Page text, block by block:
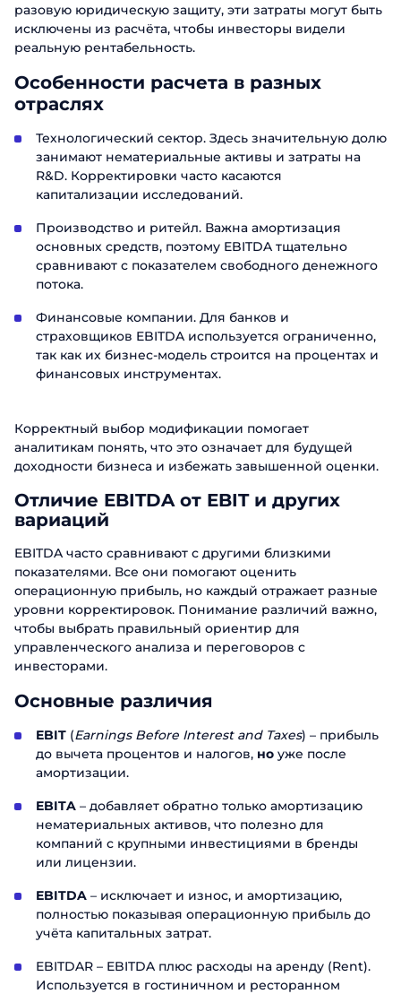
разовую юридическую защиту, эти затраты могут быть
исключены из расчёта, чтобы инвесторы видели
реальную рентабельность.
Особенности расчета в разных
отраслях
Технологический сектор. Здесь значительную долю
занимают нематериальные активы и затраты на
R&D. Корректировки часто касаются
капитализации исследований.
Производство и ритейл. Важна амортизация
основных средств, поэтому EBITDA тщательно
сравнивают с показателем свободного денежного
потока.
Финансовые компании. Для банков и
страховщиков EBITDA используется ограниченно,
так как их бизнес-модель строится на процентах и
финансовых инструментах.
Корректный выбор модификации помогает
аналитикам понять, что это означает для будущей
доходности бизнеса и избежать завышенной оценки.
Отличие EBITDA от EBIT и других
вариаций
EBITDA часто сравнивают с другими близкими
показателями. Все они помогают оценить
операционную прибыль, но каждый отражает разные
уровни корректировок. Понимание различий важно,
чтобы выбрать правильный ориентир для
управленческого анализа и переговоров с
инвесторами.
Основные различия
EBIT (Earnings Before Interest and Taxes) – прибыль
до вычета процентов и налогов, но уже после
амортизации.
EBITA – добавляет обратно только амортизацию
нематериальных активов, что полезно для
компаний с крупными инвестициями в бренды
или лицензии.
EBITDA – исключает и износ, и амортизацию,
полностью показывая операционную прибыль до
учёта капитальных затрат.
EBITDAR – EBITDA плюс расходы на аренду (Rent).
Используется в гостиничном и ресторанном